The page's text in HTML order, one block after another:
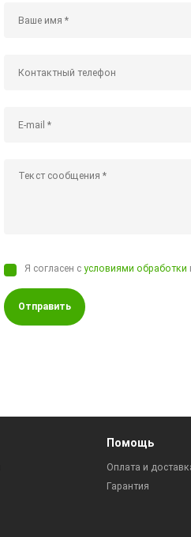
Я согласен сусловиями обработки
Отправить
Помощь
Оплата и
Гарантия